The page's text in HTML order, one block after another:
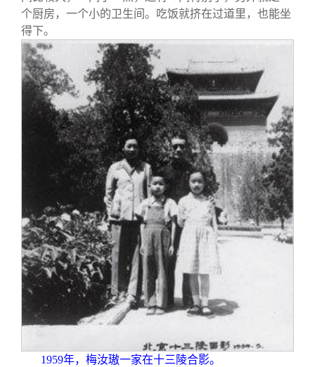
个厨房，一个小的卫生间。吃饭就挤在过道里，也能坐
得下。
1959年，梅汝璈一家在十三陵合影。